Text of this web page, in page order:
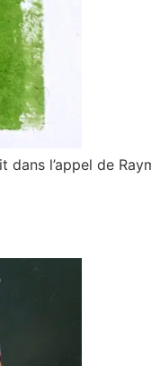
l’appel de